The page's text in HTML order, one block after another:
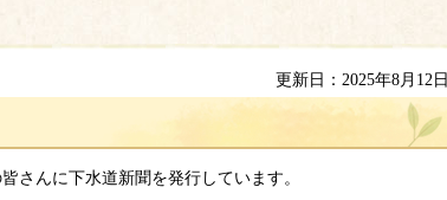
更新日：2025年8月12日
さんに下水道新聞を発行しています。